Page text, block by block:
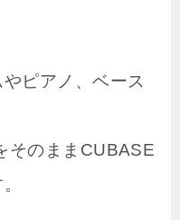
ピアノ、ベース
そのままCUBASE